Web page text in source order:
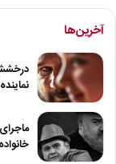
آخرین‌ها
درخشش